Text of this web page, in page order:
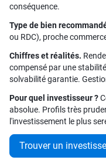
conséquence.
Type de bien
ou RDC), proche
Chiffres et réalités.
compensé par une
solvabilité garantie.
Pour quel investisseur ?
absolue. Profils très
l'investissement le plus
Trouver un